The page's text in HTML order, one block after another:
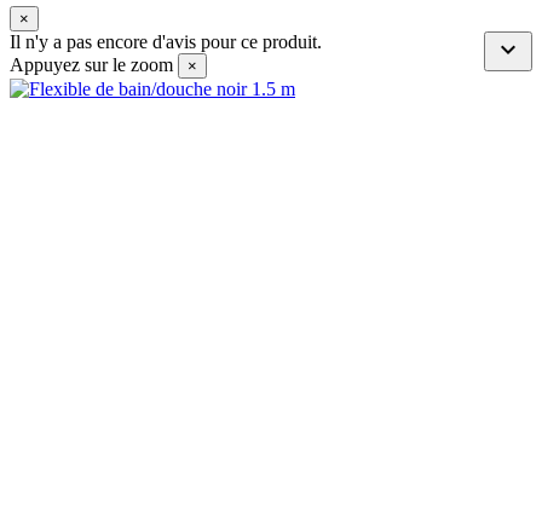
×

Il n'y a pas encore d'avis pour ce produit.
Appuyez sur le zoom
×